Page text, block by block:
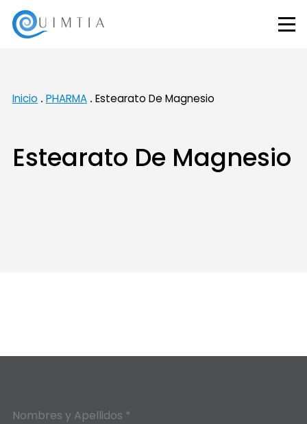
Inicio PHARMA Estearato De Magnesio
Estearato De Magnesio
Nombres y Apellidos *